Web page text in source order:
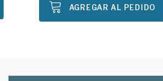
AGREGAR AL PEDIDO